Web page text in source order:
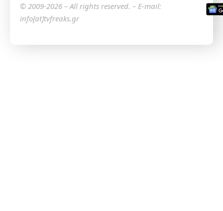
© 2009-2026 – All rights reserved. – E-mail:
info[at]tvfreaks.gr